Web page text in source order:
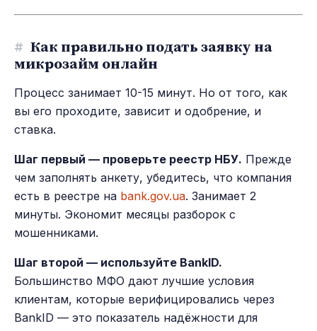
# Как правильно подать заявку на
микрозайм онлайн
Процесс занимает 10-15 минут. Но от того, как
вы его проходите, зависит и одобрение, и
ставка.
Шаг первый — проверьте реестр НБУ. Прежде
чем заполнять анкету, убедитесь, что компания
есть в реестре на bank.gov.ua. Занимает 2
минуты. Экономит месяцы разборок с
мошенниками.
Шаг второй — используйте BankID.
Большинство МФО дают лучшие условия
клиентам, которые верифицировались через
BankID — это показатель надёжности для